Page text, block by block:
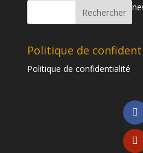
Politique de
Politique de confidentialité